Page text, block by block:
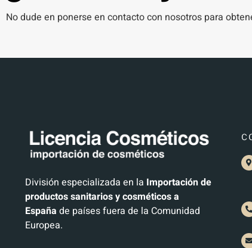
No dude en ponerse en contacto con nosotros para
División especializada en la Importación de
productos sanitarios y cosméticos a
España de países fuera de la Comunidad
Europea.